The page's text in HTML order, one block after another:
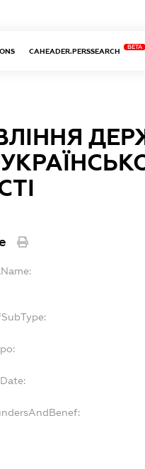
CAHEADER.PERSSEARCH
BETA